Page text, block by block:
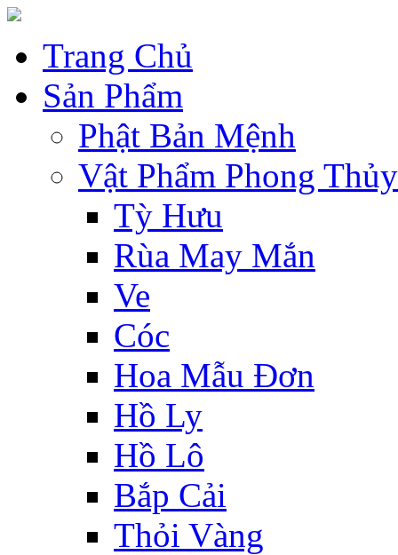
Trang Chủ
Sản Phẩm
Phật Bản Mệnh
Vật Phẩm Phong Thủy
Tỳ Hưu
Rùa May Mắn
Ve
Cóc
Hoa Mẫu Đơn
Hồ Ly
Hồ Lô
Bắp Cải
Thỏi Vàng